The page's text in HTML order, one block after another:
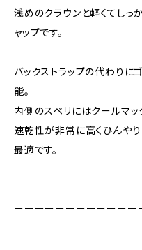
浅めのクラウンと軽くてしっ
ャップです。
バックストラップの代わりに
能。
内側のスベリにはクールマッ
速乾性が非常に高くひんや
最適です。
ーーーーーーーーーーーー